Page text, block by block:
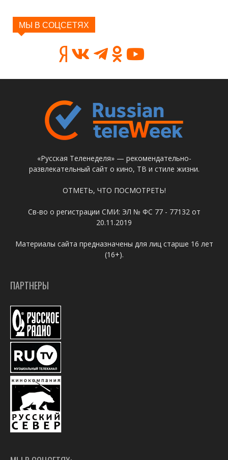
МЫ В СОЦСЕТЯХ
«Русская Теленеделя» — рекомендательно-
развлекательный сайт о кино, ТВ и стиле жизни.
ОТМЕТЬ, ЧТО ПОСМОТРЕТЬ!
Св-во о регистрации СМИ: ЭЛ № ФС 77 - 77132 от
20.11.2019
Материалы сайта предназначены для лиц старше 16 лет
(16+).
ПАРТНЕРЫ